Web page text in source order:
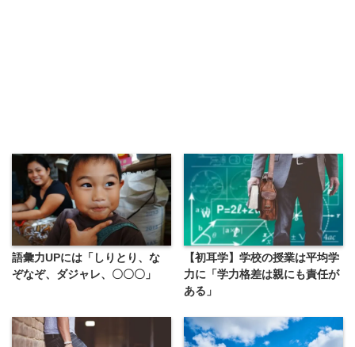
語彙力UPには「しりとり、な
ぞなぞ、ダジャレ、〇〇〇」
【初耳学】学校の授業は平均学
力に「学力格差は親にも責任が
ある」